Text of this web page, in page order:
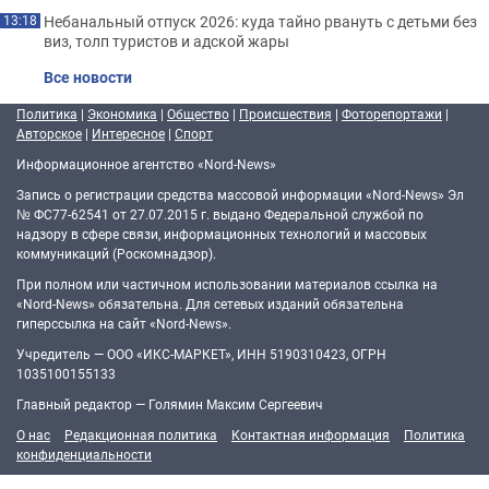
13:18 Небанальный отпуск 2026: куда тайно рвануть с детьми без
виз, толп туристов и адской жары
Все новости
Политика | Экономика | Общество | Происшествия | Фоторепортажи |
Авторское | Интересное | Спорт
Информационное агентство «Nord-News»
Запись о регистрации средства массовой информации «Nord-News» Эл
№ ФС77-62541 от 27.07.2015 г. выдано Федеральной службой по
надзору в сфере связи, информационных технологий и массовых
коммуникаций (Роскомнадзор).
При полном или частичном использовании материалов ссылка на
«Nord-News» обязательна. Для сетевых изданий обязательна
гиперссылка на сайт «Nord-News».
Учредитель — ООО «ИКС-МАРКЕТ», ИНН 5190310423, ОГРН
1035100155133
Главный редактор — Голямин Максим Сергеевич
О нас
Редакционная политика Контактная информация
Политика
конфиденциальности